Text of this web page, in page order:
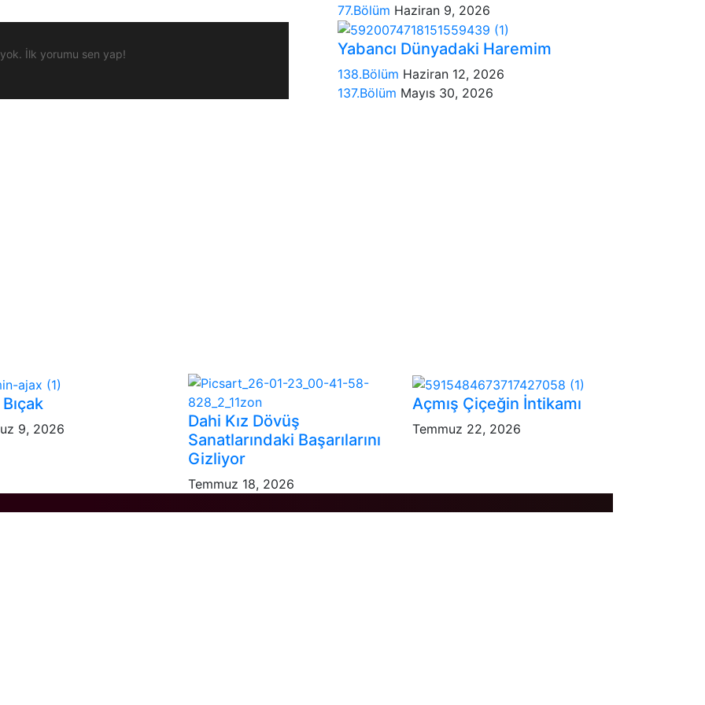
İlk yorumu sen yap!
77.Bölüm Haziran 9, 2026
Yabancı Dünyadaki Haremim
138.Bölüm Haziran 12, 2026
137.Bölüm Mayıs 30, 2026
9, 2026
Dahi Kız Dövüş
Sanatlarındaki Başarılarını
Gizliyor
Temmuz 18, 2026
Açmış Çiçeğin İntikamı
Temmuz 22, 2026